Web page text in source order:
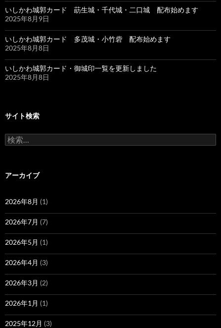
いしかわ城郭カード 莇生城・千代城・二口城 配布始めます
2025年8月9日
いしかわ城郭カード 多茂城・小竹砦 配布始めます
2025年8月8日
いしかわ城郭カード・御城印一覧を更新しました
2025年8月8日
サイト検索
検
索:
アーカイブ
2026年8月 (1)
2026年7月 (7)
2026年5月 (1)
2026年4月 (3)
2026年3月 (2)
2026年1月 (1)
2025年12月 (3)